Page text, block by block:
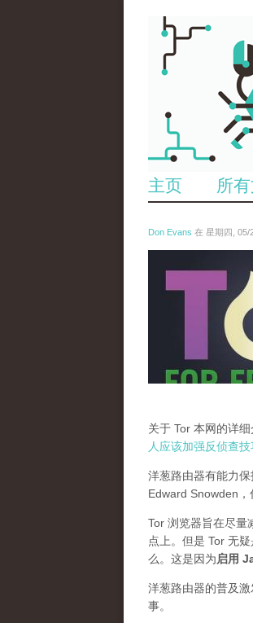
主页 所
Don Evans 在 星期四, 05/
关于 Tor 本网的详
人应该加强反侦查技
洋葱路由器有能力
Edward Snowden，
Tor 浏览器旨在尽量
点上。但是 Tor 无
么。这是因为启用
洋葱路由器的普及
事。